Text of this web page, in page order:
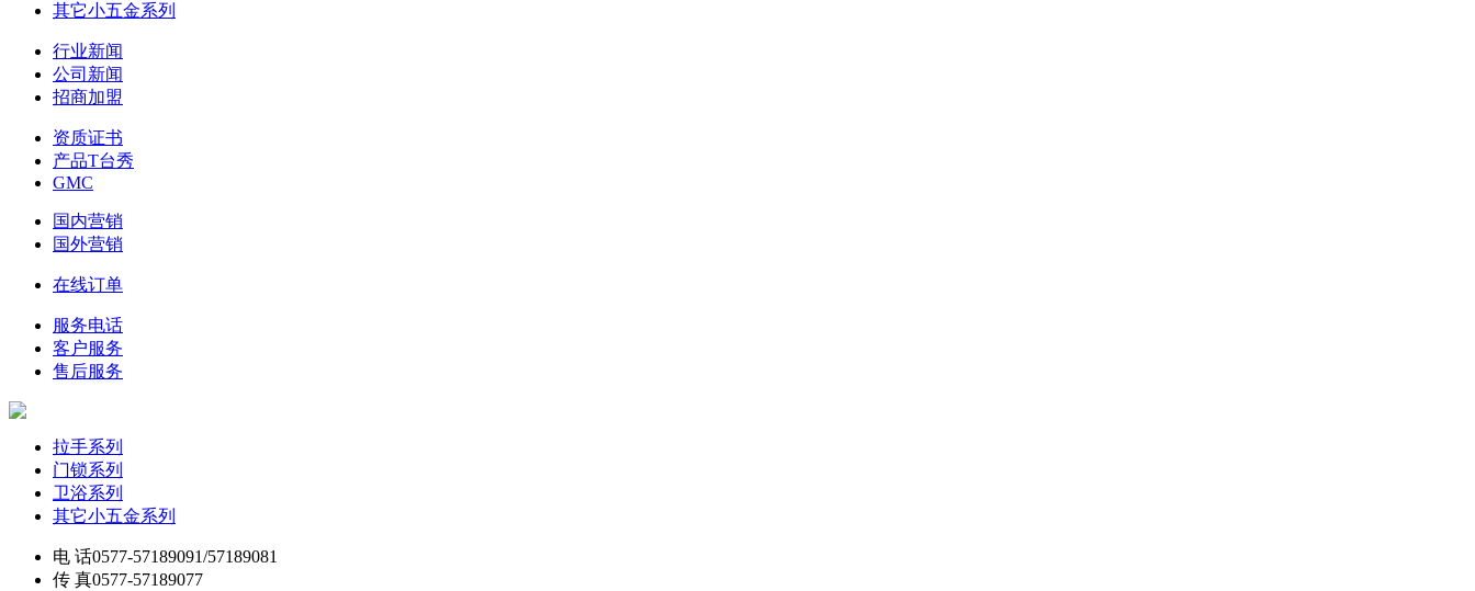
其它小五金系列
行业新闻
公司新闻
招商加盟
资质证书
产品T台秀
GMC
国内营销
国外营销
在线订单
服务电话
客户服务
售后服务
拉手系列
门锁系列
卫浴系列
其它小五金系列
电 话0577-57189091/57189081
传 真0577-57189077